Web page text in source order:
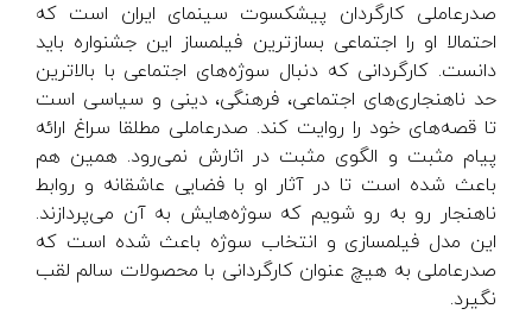
صدرعاملی کارگردان پیشکسوت سینمای ایران است که
احتمالا او را اجتماعی بساز‌ترین فیلمساز این جشنواره باید
دانست. کارگردانی که دنبال سوژه‌های اجتماعی با بالاترین
حد ناهنجاری‌های اجتماعی، فرهنگی، دینی و سیاسی است
تا قصه‌های خود را روایت کند. صدرعاملی مطلقا سراغ ارائه
پیام مثبت و الگوی مثبت در اثارش نمی‌رود. همین هم
باعث شده است تا در آثار او با فضایی عاشقانه و روابط
ناهنجار رو به رو شویم که سوژه‌هایش به آن می‌پردازند.
این مدل فیلمسازی و انتخاب سوژه باعث شده است که
صدرعاملی به هیچ عنوان کارگردانی با محصولات سالم لقب
نگیرد.